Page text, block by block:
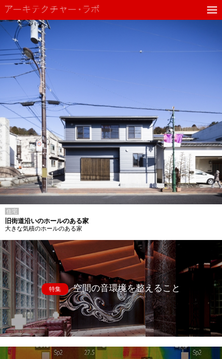
住宅
旧街道沿いのホールのある家
大きな気積のホールのある家
特集 空間の音環境を整えること